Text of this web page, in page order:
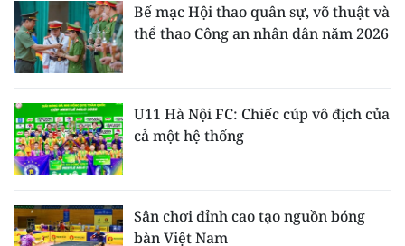
Bế mạc Hội thao quân sự, võ thuật và
thể thao Công an nhân dân năm 2026
U11 Hà Nội FC: Chiếc cúp vô địch của
cả một hệ thống
Sân chơi đỉnh cao tạo nguồn bóng
bàn Việt Nam